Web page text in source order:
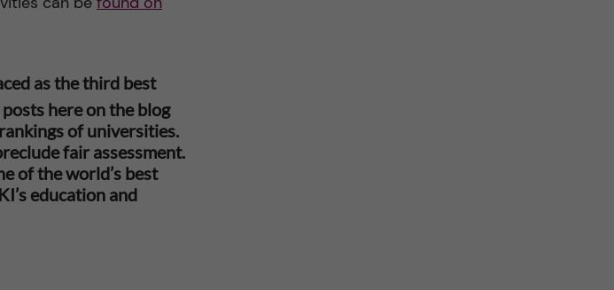
as the third best
here on the blog
of universities.
fair assessment.
of the world’s best
education and